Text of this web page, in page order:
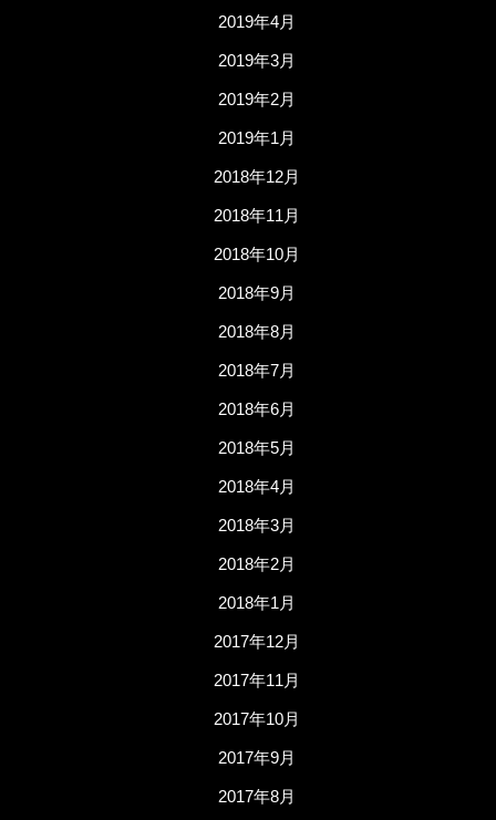
2019年4月
2019年3月
2019年2月
2019年1月
2018年12月
2018年11月
2018年10月
2018年9月
2018年8月
2018年7月
2018年6月
2018年5月
2018年4月
2018年3月
2018年2月
2018年1月
2017年12月
2017年11月
2017年10月
2017年9月
2017年8月